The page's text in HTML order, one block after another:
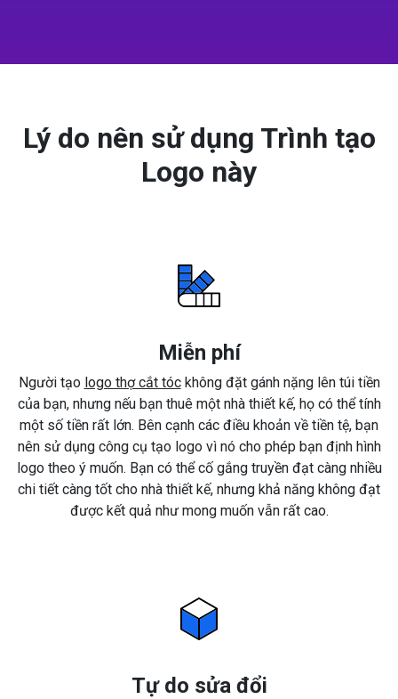
Lý do nên sử dụng Trình tạo
Logo này
Miễn phí
Người tạo logo thợ cắt tóckhông đặt gánh nặng lên túi tiền
của bạn, nhưng nếu bạn thuê một nhà thiết kế, họ có thể tính
một số tiền rất lớn. Bên cạnh các điều khoản về tiền tệ, bạn
nên sử dụng công cụ tạo logo vì nó cho phép bạn định hình
logo theo ý muốn. Bạn có thể cố gắng truyền đạt càng nhiều
chi tiết càng tốt cho nhà thiết kế, nhưng khả năng không đạt
được kết quả như mong muốn vẫn rất cao.
Tự do sửa đổi